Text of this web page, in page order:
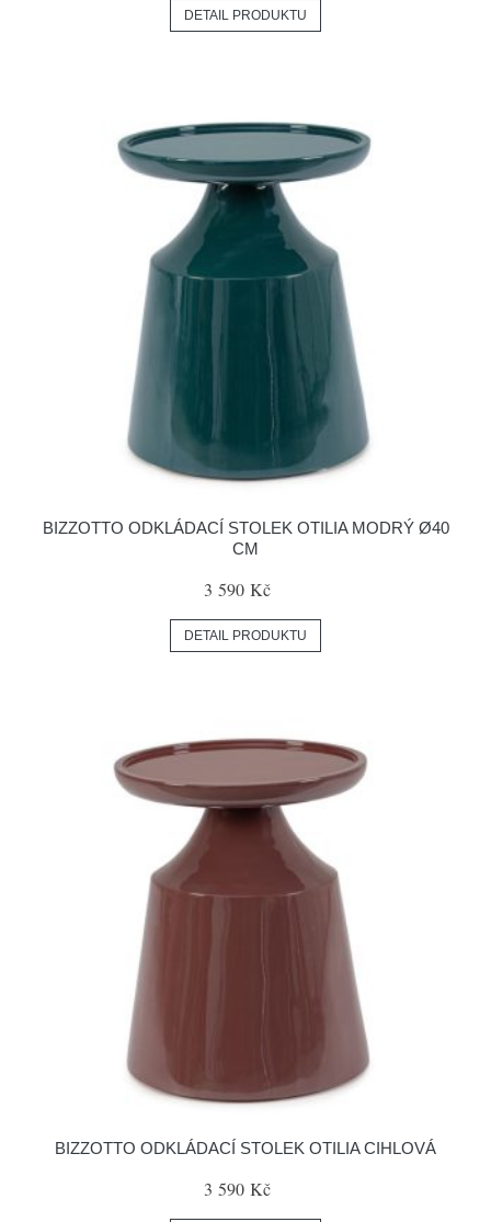
DETAIL PRODUKTU
BIZZOTTO ODKLÁDACÍ STOLEK OTILIA MODRÝ Ø40
CM
3 590 Kč
DETAIL PRODUKTU
BIZZOTTO ODKLÁDACÍ STOLEK OTILIA CIHLOVÁ
3 590 Kč